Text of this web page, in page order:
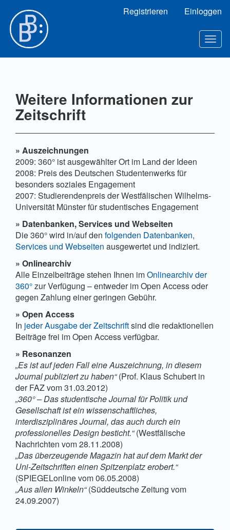
Hauptinhalt
Sidebar
Registrieren Einloggen
Weitere Informationen zur
Zeitschrift
» Auszeichnungen
2009: 360° ist ausgewählter Ort im Land der Ideen
2008: Preis des Deutschen Studentenwerks für
besonders soziales Engagement
2007: Studierendenpreis der Westfälischen Wilhelms-
Universität Münster für studentisches Engagement
» Datenbanken, Services und Webseiten
Die 360° wird in/auf den folgenden Datenbanken,
Services und Webseiten ausgewertet und indiziert.
» Onlinearchiv
Alle Einzelbeiträge stehen Ihnen imOnlinearchiv der
360°zur Verfügung – entweder im Open Access oder
gegen Zahlung einer geringen Gebühr.
» Open Access
In jeder Ausgabe der Zeitschriftsind die redaktionellen
Beiträge frei im Open Access verfügbar.
» Resonanzen
„Es ist auf jeden Fall eine Auszeichnung, in diesem
Journal publiziert zu haben“(Prof. Klaus Schubert in
der FAZ vom 31.03.2012)
„360° – Das studentische Journal für Politik und
Gesellschaft ist ein wissenschaftliches,
interdisziplinäres Journal, das auch durch ein
professionelles Design besticht.“(Westfälische
Nachrichten vom 28.11.2008)
„Das überzeugende Magazin hat auf dem Markt der
Uni-Zeitschriften einen Spitzenplatz erobert.“
(SPIEGELonline vom 06.05.2008)
„Aus allen Winkeln“(Süddeutsche Zeitung vom
24.09.2007)